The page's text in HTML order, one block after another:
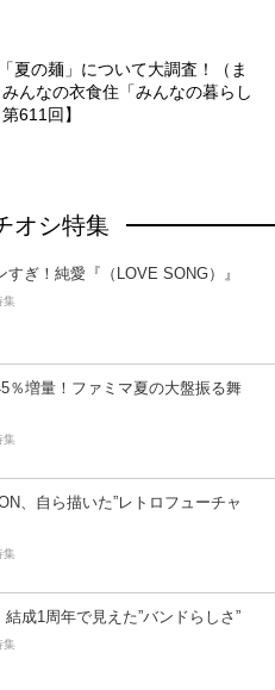
夏の麺」について大調査！（ま
んなの衣食住「みんなの暮らし
611回】
オシ特集
すぎ！純愛『（LOVE SONG）』
集
％増量！ファミマ夏の大盤振る舞
集
、自ら描いた”レトロフューチャ
集
成1周年で見えた”バンドらしさ”
集